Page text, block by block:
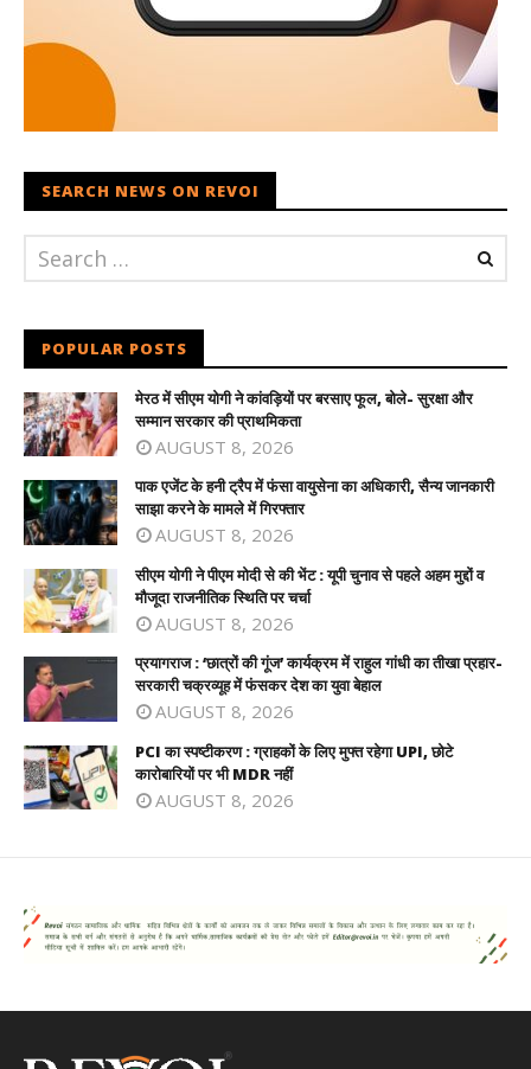
SEARCH NEWS ON REVOI
POPULAR POSTS
मेरठ में सीएम योगी ने कांवड़ियों पर बरसाए फूल, बोले- सुरक्षा और
सम्मान सरकार की प्राथमिकता
AUGUST 8, 2026
पाक एजेंट के हनी ट्रैप में फंसा वायुसेना का अधिकारी, सैन्य जानकारी
साझा करने के मामले में गिरफ्तार
AUGUST 8, 2026
सीएम योगी ने पीएम मोदी से की भेंट : यूपी चुनाव से पहले अहम मुद्दों व
मौजूदा राजनीतिक स्थिति पर चर्चा
AUGUST 8, 2026
प्रयागराज : ‘छात्रों की गूंज’ कार्यक्रम में राहुल गांधी का तीखा प्रहार-
सरकारी चक्रव्यूह में फंसकर देश का युवा बेहाल
AUGUST 8, 2026
PCI का स्पष्टीकरण : ग्राहकों के लिए मुफ्त रहेगा UPI, छोटे
कारोबारियों पर भी MDR नहीं
AUGUST 8, 2026